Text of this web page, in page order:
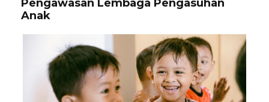
Pengawasan Lembaga Pengasuhan
Anak